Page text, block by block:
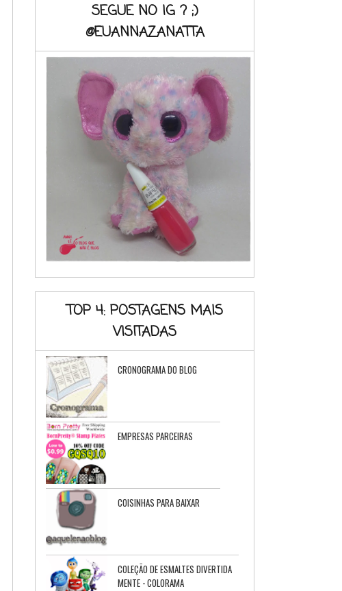
SEGUE NO IG ? ;)
@EUANNAZANATTA
TOP 4: POSTAGENS MAIS
VISITADAS
CRONOGRAMA DO BLOG
EMPRESAS PARCEIRAS
COISINHAS PARA BAIXAR
COLEÇÃO DE ESMALTES DIVERTIDA
MENTE - COLORAMA